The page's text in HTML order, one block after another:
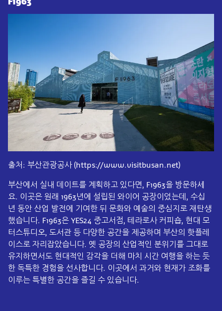
출처: 부산관광공사 (https://www.visitbusan.net)
부산에서 실내 데이트를 계획하고 있다면, F1963을 방문하세
요. 이곳은 원래 1963년에 설립된 와이어 공장이었는데, 수십
년 동안 산업 발전에 기여한 뒤 문화와 예술의 중심지로 재탄생
했습니다. F1963은 YES24 중고서점, 테라로사 커피숍, 현대 모
터스튜디오, 도서관 등 다양한 공간을 제공하며 부산의 핫플레
이스로 자리잡았습니다. 옛 공장의 산업적인 분위기를 그대로
유지하면서도 현대적인 감각을 더해 마치 시간 여행을 하는 듯
한 독특한 경험을 선사합니다. 이곳에서 과거와 현재가 조화를
이루는 특별한 공간을 즐길 수 있습니다.